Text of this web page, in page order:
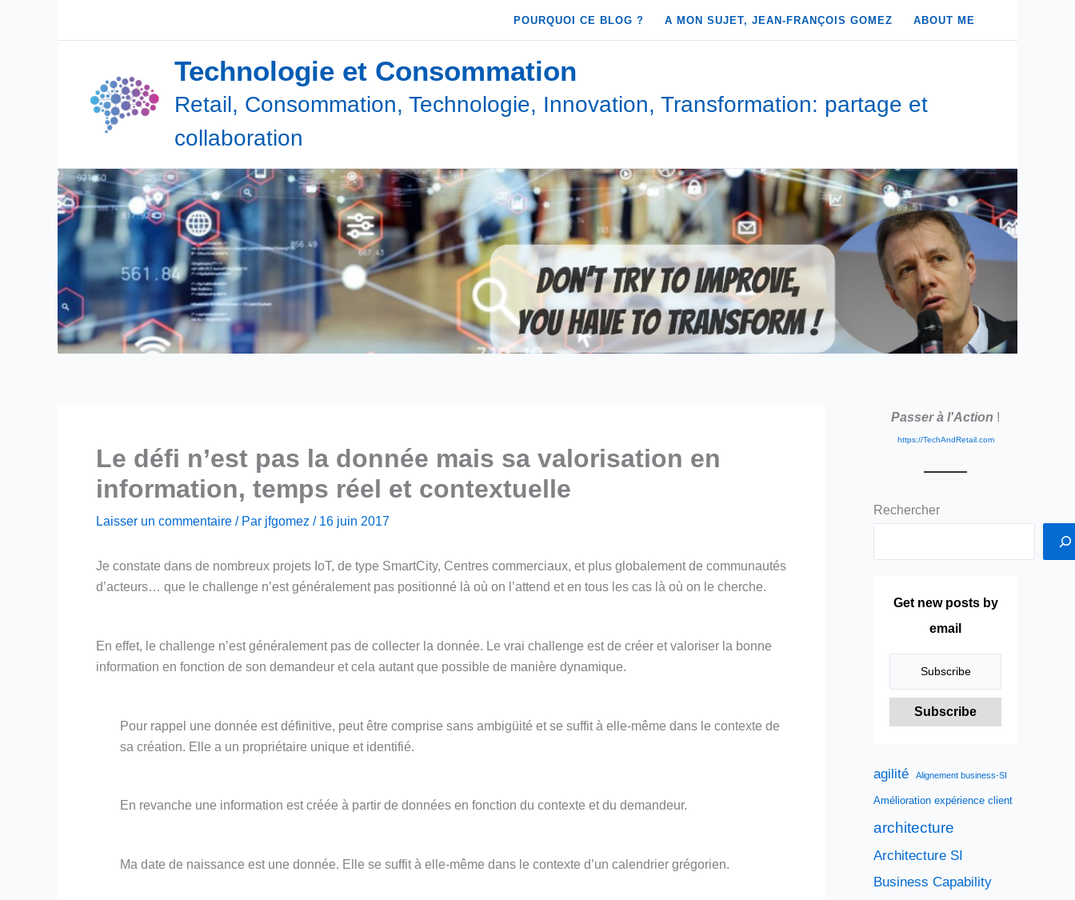
POURQUOI CE BLOG ? A MON SUJET, JEAN-FRANÇOIS GOMEZ ABOUT ME
Technologie et Consommation
Retail, Consommation, Technologie, Innovation, Transformation: partage et
collaboration
Le défi n’est pas la donnée mais sa valorisation en
information, temps réel et contextuelle
Laisser un commentaire / Par jfgomez / 16 juin 2017
Je constate dans de nombreux projets IoT, de type SmartCity, Centres commerciaux, et plus globalement de communautés
d’acteurs… que le challenge n’est généralement pas positionné là où on l’attend et en tous les cas là où on le cherche.
En effet, le challenge n’est généralement pas de collecter la donnée. Le vrai challenge est de créer et valoriser la bonne
information en fonction de son demandeur et cela autant que possible de manière dynamique.
Pour rappel une donnée est définitive, peut être comprise sans ambigüité et se suffit à elle-même dans le contexte de
sa création. Elle a un propriétaire unique et identifié.
En revanche une information est créée à partir de données en fonction du contexte et du demandeur.
Ma date de naissance est une donnée. Elle se suffit à elle-même dans le contexte d’un calendrier grégorien.
Passer à l'Action !
https://TechAndRetail.com
Rechercher
Get new posts by
email
agilité Alignement business-SI
Amélioration expérience client
architecture
Architecture SI
Business Capability